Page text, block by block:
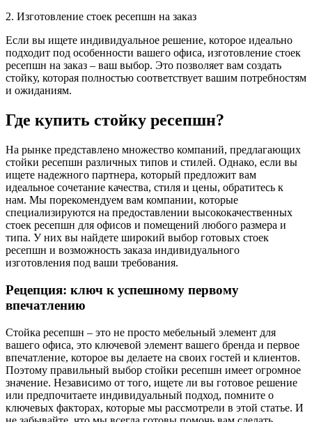
2. Изготовление стоек ресепшн на заказ
Если вы ищете индивидуальное решение, которое идеально
подходит под особенности вашего офиса, изготовление стоек
ресепшн на заказ – ваш выбор. Это позволяет вам создать
стойку, которая полностью соответствует вашим потребностям
и ожиданиям.
Где купить стойку ресепшн?
На рынке представлено множество компаний, предлагающих
стойки ресепшн различных типов и стилей. Однако, если вы
ищете надежного партнера, который предложит вам
идеальное сочетание качества, стиля и цены, обратитесь к
нам. Мы порекомендуем вам компании, которые
специализируются на предоставлении высококачественных
стоек ресепшн для офисов и помещений любого размера и
типа. У них вы найдете широкий выбор готовых стоек
ресепшн и возможность заказа индивидуального
изготовления под ваши требования.
Рецепция: ключ к успешному первому
впечатлению
Стойка ресепшн – это не просто мебельный элемент для
вашего офиса, это ключевой элемент вашего бренда и первое
впечатление, которое вы делаете на своих гостей и клиентов.
Поэтому правильный выбор стойки ресепшн имеет огромное
значение. Независимо от того, ищете ли вы готовое решение
или предпочитаете индивидуальный подход, помните о
ключевых факторах, которые мы рассмотрели в этой статье. И